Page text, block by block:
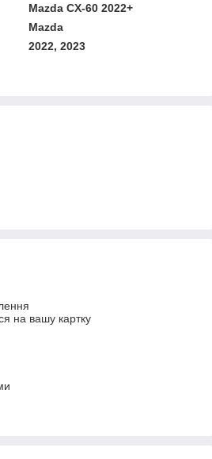
Mazda CX-60 2022+
Mazda
2022, 2023
на вашу картку